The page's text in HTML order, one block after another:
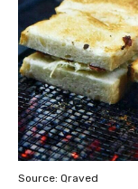
Source: Qraved